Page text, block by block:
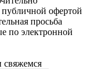
офертой
просьба
по электронной
свяжемся